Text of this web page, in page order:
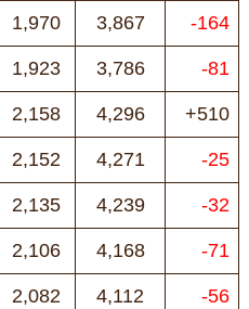
1,970 3,867 -164
1,923 3,786 -81
2,158 4,296 +510
2,152 4,271 -25
2,135 4,239 -32
2,106 4,168 -71
2,082 4,112 -56